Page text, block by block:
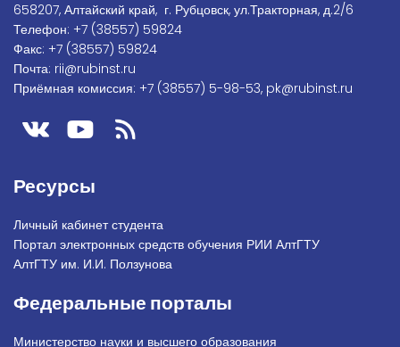
658207, Алтайский край, г. Рубцовск, ул.Тракторная, д.2/6
Телефон: +7 (38557) 59824
Факс: +7 (38557) 59824
Почта: rii@rubinst.ru
Приёмная комиссия: +7 (38557) 5-98-53, pk@rubinst.ru
Ресурсы
Личный кабинет студента
Портал электронных средств обучения РИИ АлтГТУ
АлтГТУ им. И.И. Ползунова
Федеральные порталы
Министерство науки и высшего образования